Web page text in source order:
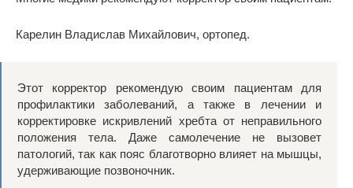
Карелин Владислав Михайлович, ортопед.
Этот корректор рекомендую своим пациентам для
профилактики заболеваний, а также в лечении и
корректировке искривлений хребта от неправильного
положения тела. Даже самолечение не вызовет
патологий, так как пояс благотворно влияет на мышцы,
удерживающие позвоночник.